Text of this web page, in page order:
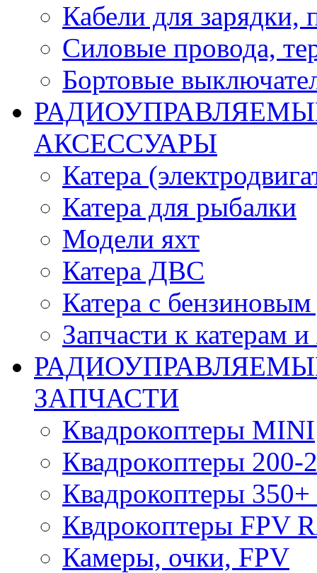
Кабели для зарядки,
Силовые провода,
Бортовые
АКСЕССУАРЫ
Катера
Катера для рыбалки
Модели яхт
Катера ДВС
Катера с бензиновым
Запчасти к катерам
ЗАПЧАСТИ
Квадрокоптеры MINI
Квадрокоптеры 200-
Квадрокоптеры 350+
Квдрокоптеры FPV
Камеры, очки, FPV